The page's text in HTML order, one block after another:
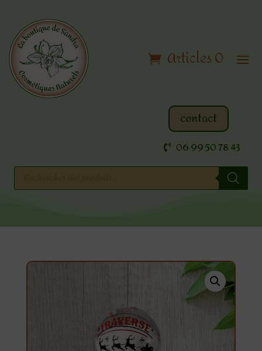
Articles 0
contact
06 99 50 78 43
Recherche
produits